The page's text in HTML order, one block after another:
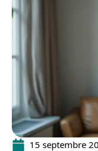
15 septembre